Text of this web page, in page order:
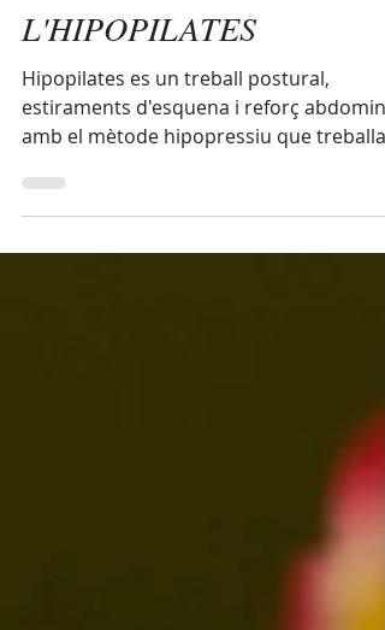
BENEFICIS DE
L'HIPOPILATES
Hipopilates es un treball postural,
estiraments d'esquena i reforç
amb el mètode hipopressiu que treballa